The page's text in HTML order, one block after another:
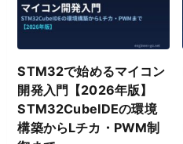
STM32で始めるマイコン
開発入門【2026年版】
STM32CubeIDEの環境
構築からLチカ・PWM制